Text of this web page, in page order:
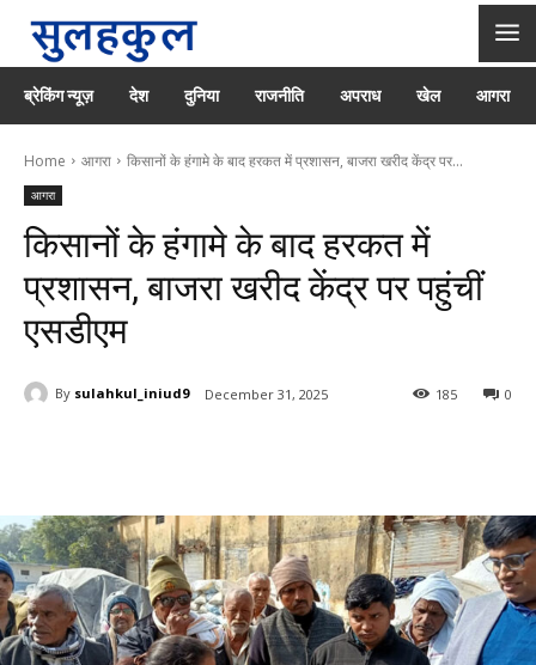
ब्रेकिंग न्यूज़ देश दुनिया राजनीति अपराध खेल आगरा
Home आगरा किसानों के हंगामे के बाद हरकत में प्रशासन, बाजरा खरीद केंद्र पर...
आगरा
किसानों के हंगामे के बाद हरकत में
प्रशासन, बाजरा खरीद केंद्र पर पहुंचीं
एसडीएम
By sulahkul_iniud9 December 31, 2025 0
185